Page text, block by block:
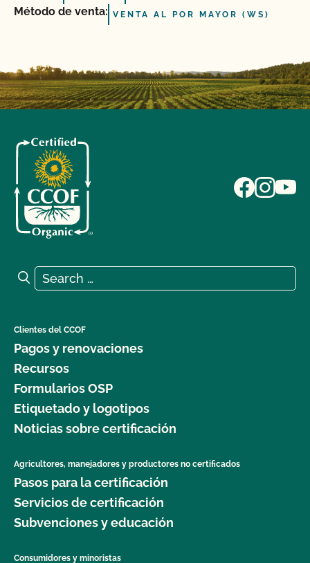
Método de venta: VENTA AL POR MAYOR (WS)
Search for:
Search
Clientes del CCOF
Pagos y renovaciones
Recursos
Formularios OSP
Etiquetado y logotipos
Noticias sobre certificación
Agricultores, manejadores y productores no certificados
Pasos para la certificación
Servicios de certificación
Subvenciones y educación
Consumidores y minoristas